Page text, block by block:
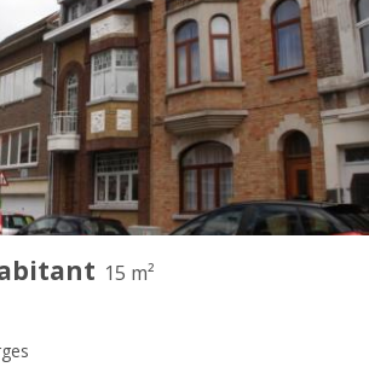
15 m²
Loyer:
520 €
Charges:
85 €
Durée:
5-6 mois
Domiciliation:
Non
Aménagement
Salle de bain:
Commune
Cuisine:
Commune
Superficie:
15 m
Pièces privées:
1
studieuse,